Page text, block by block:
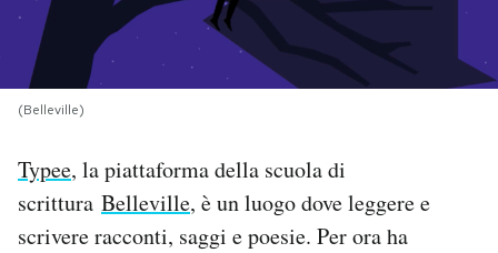
NEWSLETTER
I MIEI PREFERITI
SHOP
(Belleville)
Typee, la piattaforma della scuola di
scrittura Belleville, è un luogo dove leggere e
scrivere racconti, saggi e poesie. Per ora ha